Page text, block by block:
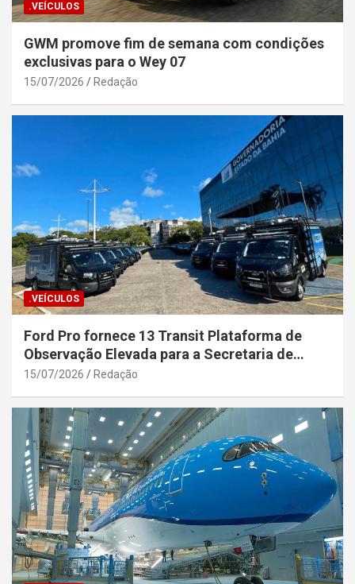
.VEÍCULOS
GWM promove fim de semana com condições
exclusivas para o Wey 07
15/07/2026 Redação
.VEÍCULOS
Ford Pro fornece 13 Transit Plataforma de
Observação Elevada para a Secretaria de
Segurança Pública da Bahia
15/07/2026 Redação